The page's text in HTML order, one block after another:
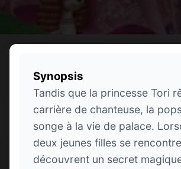
Synopsis
Tandis que la princesse Tori
carrière de chanteuse, la
songe à la vie de palace.
deux jeunes filles se
découvrent un secret